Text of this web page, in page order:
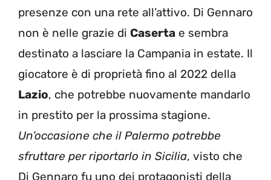
presenze con una rete all’attivo. Di Gennaro
non è nelle grazie di Caserta e sembra
destinato a lasciare la Campania in estate. Il
giocatore è di proprietà fino al 2022 della
Lazio, che potrebbe nuovamente mandarlo
in prestito per la prossima stagione.
Un’occasione che il Palermo potrebbe
sfruttare per riportarlo in Sicilia, visto che
Di Gennaro fu uno dei protagonisti della